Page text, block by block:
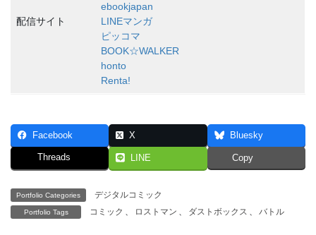
配信サイト
ebookjapan
LINEマンガ
ピッコマ
BOOK☆WALKER
honto
Renta!
Facebook X Bluesky
Threads LINE Copy
Portfolio Categories デジタルコミック
Portfolio Tags コミック 、 ロストマン 、 ダストボックス 、 バトル